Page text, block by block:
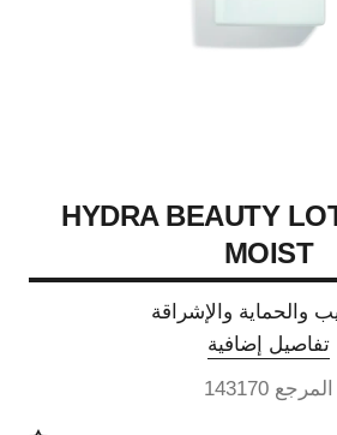
HYDRA BEAUTY
MOIST
والحماية والإشراقة
تفاصيل إضافية
المرجع 143170